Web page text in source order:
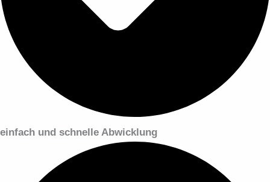
einfach und schnelle Abwicklung